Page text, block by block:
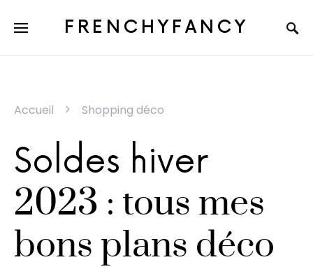
FRENCHYFANCY
Accueil Shopping déco
Soldes hiver
2023 : tous mes
bons plans déco